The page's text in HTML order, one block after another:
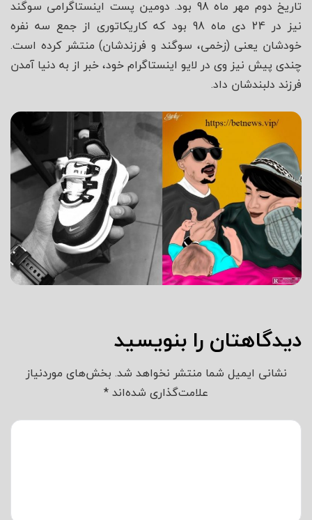
تاریخ دوم مهر ماه 98 بود. دومین پست اینستاگرامی سوگند
نیز در 24 دی ماه 98 بود که کاریکاتوری از جمع سه نفره
خودشان یعنی (زخمی، سوگند و فرزندشان) منتشر کرده است.
چندی پیش نیز وی در لایو اینستاگرام خود، خبر از به دنیا آمدن
فرزند دلبندشان داد.
دیدگاهتان را بنویسید
نشانی ایمیل شما منتشر نخواهد شد. بخش‌های موردنیاز
علامت‌گذاری شده‌اند*